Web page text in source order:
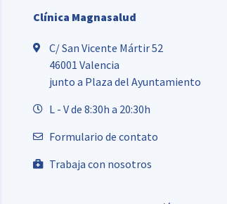
Clínica Magnasalud
C/ San Vicente Mártir 52
46001 Valencia
junto a Plaza del Ayuntamiento
L - V de 8:30h a 20:30h
Formulario de contato
Trabaja con nosotros